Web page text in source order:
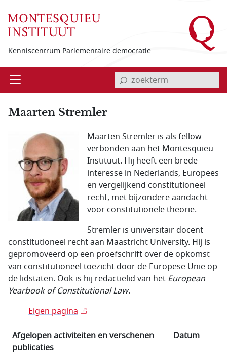
Kenniscentrum Parlementaire democratie
Open invoerveld zoekterm
Maarten Stremler
Maarten Stremler is als fellow
verbonden aan het Montesquieu
Instituut. Hij heeft een brede
interesse in Nederlands, Europees
en vergelijkend constitutioneel
recht, met bijzondere aandacht
voor constitutionele theorie.
Stremler is universitair docent
constitutioneel recht aan Maastricht University. Hij is
gepromoveerd op een proefschrift over de opkomst
van constitutioneel toezicht door de Europese Unie op
de lidstaten. Ook is hij redactielid van het European
Yearbook of Constitutional Law.
Eigen pagina
Afgelopen activiteiten en verschenen
publicaties
Datum